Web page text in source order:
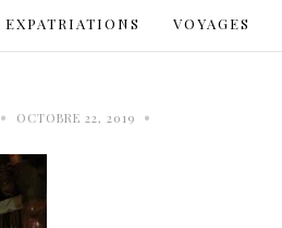
EXPATRIATIONS VOYAGES
• OCTOBRE 22, 2019 •